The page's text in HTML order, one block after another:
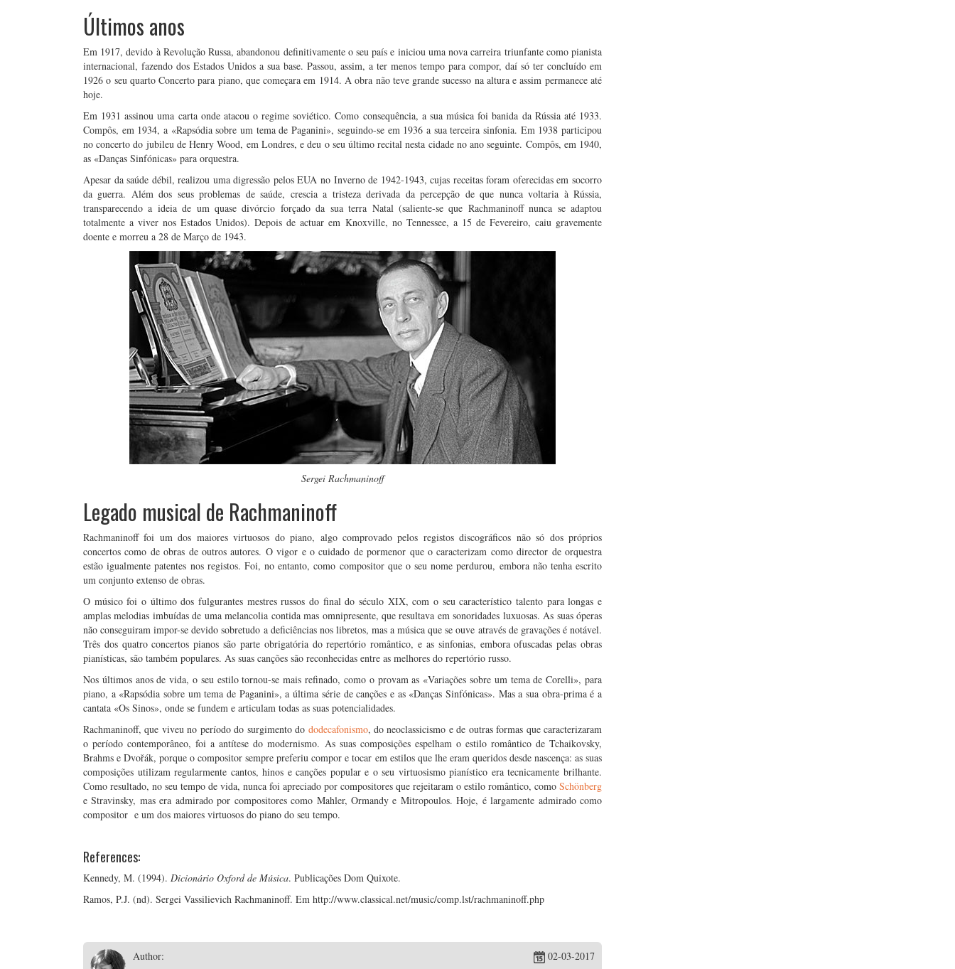
Últimos anos
Em 1917, devido à Revolução Russa, abandonou definitivamente o seu país e iniciou uma nova carreira triunfante como pianista
internacional, fazendo dos Estados Unidos a sua base. Passou, assim, a ter menos tempo para compor, daí só ter concluído em
1926 o seu quarto Concerto para piano, que começara em 1914. A obra não teve grande sucesso na altura e assim permanece até
hoje.
Em 1931 assinou uma carta onde atacou o regime soviético. Como consequência, a sua música foi banida da Rússia até 1933.
Compôs, em 1934, a «Rapsódia sobre um tema de Paganini», seguindo-se em 1936 a sua terceira sinfonia. Em 1938 participou
no concerto do jubileu de Henry Wood, em Londres, e deu o seu último recital nesta cidade no ano seguinte. Compôs, em 1940,
as «Danças Sinfónicas» para orquestra.
Apesar da saúde débil, realizou uma digressão pelos EUA no Inverno de 1942-1943, cujas receitas foram oferecidas em socorro
da guerra. Além dos seus problemas de saúde, crescia a tristeza derivada da percepção de que nunca voltaria à Rússia,
transparecendo a ideia de um quase divórcio forçado da sua terra Natal (saliente-se que Rachmaninoff nunca se adaptou
totalmente a viver nos Estados Unidos). Depois de actuar em Knoxville, no Tennessee, a 15 de Fevereiro, caiu gravemente
doente e morreu a 28 de Março de 1943.
Sergei Rachmaninoff
Legado musical de Rachmaninoff
Rachmaninoff foi um dos maiores virtuosos do piano, algo comprovado pelos registos discográficos não só dos próprios
concertos como de obras de outros autores. O vigor e o cuidado de pormenor que o caracterizam como director de orquestra
estão igualmente patentes nos registos. Foi, no entanto, como compositor que o seu nome perdurou, embora não tenha escrito
um conjunto extenso de obras.
O músico foi o último dos fulgurantes mestres russos do final do século XIX, com o seu característico talento para longas e
amplas melodias imbuídas de uma melancolia contida mas omnipresente, que resultava em sonoridades luxuosas. As suas óperas
não conseguiram impor-se devido sobretudo a deficiências nos libretos, mas a música que se ouve através de gravações é notável.
Três dos quatro concertos pianos são parte obrigatória do repertório romântico, e as sinfonias, embora ofuscadas pelas obras
pianísticas, são também populares. As suas canções são reconhecidas entre as melhores do repertório russo.
Nos últimos anos de vida, o seu estilo tornou-se mais refinado, como o provam as «Variações sobre um tema de Corelli», para
piano, a «Rapsódia sobre um tema de Paganini», a última série de canções e as «Danças Sinfónicas». Mas a sua obra-prima é a
cantata «Os Sinos», onde se fundem e articulam todas as suas potencialidades.
Rachmaninoff, que viveu no período do surgimento do dodecafonismo, do neoclassicismo e de outras formas que caracterizaram
o período contemporâneo, foi a antítese do modernismo. As suas composições espelham o estilo romântico de Tchaikovsky,
Brahms e Dvořák, porque o compositor sempre preferiu compor e tocar em estilos que lhe eram queridos desde nascença: as suas
composições utilizam regularmente cantos, hinos e canções popular e o seu virtuosismo pianístico era tecnicamente brilhante.
Como resultado, no seu tempo de vida, nunca foi apreciado por compositores que rejeitaram o estilo romântico, como Schönberg
e Stravinsky, mas era admirado por compositores como Mahler, Ormandy e Mitropoulos. Hoje, é largamente admirado como
compositor e um dos maiores virtuosos do piano do seu tempo.
References:
Kennedy, M. (1994). Dicionário Oxford de Música. Publicações Dom Quixote.
Ramos, P.J. (nd). Sergei Vassilievich Rachmaninoff. Em http://www.classical.net/music/comp.lst/rachmaninoff.php
Author: 02-03-2017